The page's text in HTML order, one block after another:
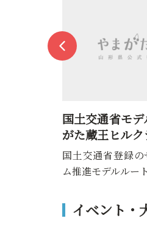
国土交通省モ
がた蔵王ヒルク
国土交通省登録
ム推進モデルルート
イベント・